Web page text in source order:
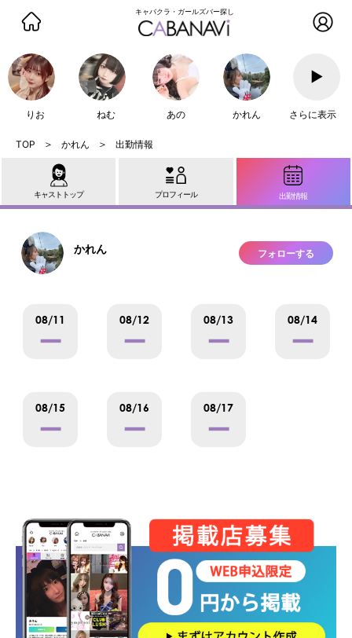
キャバクラ・ガールズバー探し
りお ねむ あの かれん
▶
さらに表示
かれん 出勤情報
キャストトップ プロフィール 出勤情報
かれん フォローする
08/11
ー
08/12
ー
08/13
ー
08/14
ー
08/15
ー
08/16
ー
08/17
ー